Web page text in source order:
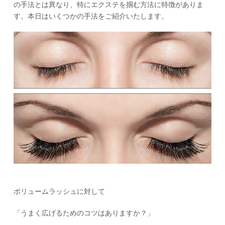
の手法とは異なり、特にエクステを掴む方法に特徴がありま
す。本日はいくつかの手法をご紹介いたします。
ボリュームラッシュに対して
「うまく広げるためのコツはありますか？」